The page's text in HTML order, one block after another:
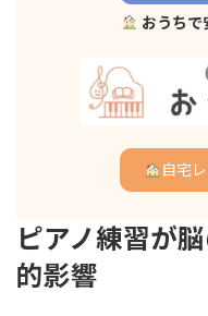
おうち
自宅
ピアノ練習が
的影響